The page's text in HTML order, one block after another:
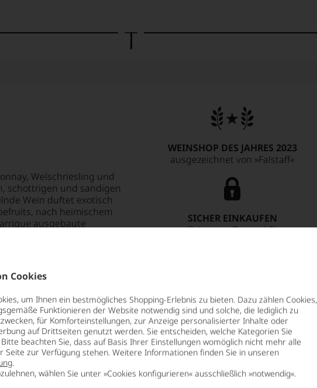
Cookies
um Ihnen ein bestmögliches Shopping-Erlebnis zu bieten. Dazu zählen Cookies,
Funktionieren der Website notwendig sind und solche, die lediglich zu
für Komforteinstellungen, zur Anzeige personalisierter Inhalte oder
auf Drittseiten genutzt werden. Sie entscheiden, welche Kategorien Sie
beachten Sie, dass auf Basis Ihrer Einstellungen womöglich nicht mehr alle
Seite zur Verfügung stehen. Weitere Informationen finden Sie in unseren
.
wählen Sie unter »Cookies konfigurieren« ausschließlich »notwendig«.
Welschriesling und
schottrigen und sandigen
Wein duftet exotisch
nach heimischem
ausgebaute
und würzig, erinnert
WEINSHOP DES JAHRES 2023
ausgezeichnet von »Falstaff«
SICHER EINKAUFEN
zertifiziert von Trusted Shops